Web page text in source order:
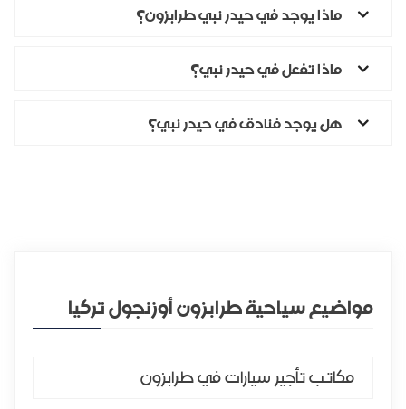
ماذا يوجد في حيدر نبي طرابزون؟
ماذا تفعل في حيدر نبي؟
هل يوجد فنادق في حيدر نبي؟
مواضيع سياحية طرابزون أوزنجول تركيا
مكاتب تأجير سيارات في طرابزون